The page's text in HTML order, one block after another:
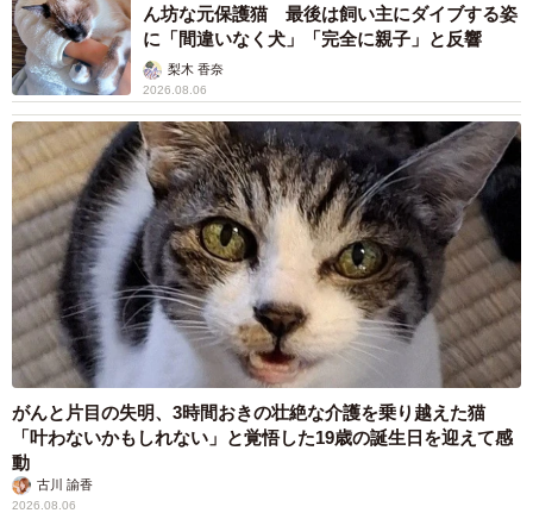
ん坊な元保護猫 最後は飼い主にダイブする姿
に「間違いなく犬」「完全に親子」と反響
梨木 香奈
2026.08.06
がんと片目の失明、3時間おきの壮絶な介護を乗り越えた猫
「叶わないかもしれない」と覚悟した19歳の誕生日を迎えて感
動
古川 諭香
2026.08.06